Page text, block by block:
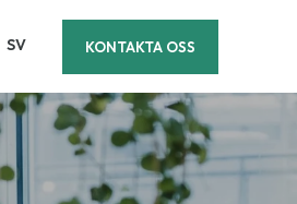
SV KONTAKTA OSS